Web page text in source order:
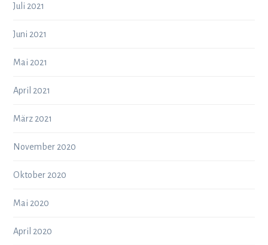
Juli 2021
Juni 2021
Mai 2021
April 2021
März 2021
November 2020
Oktober 2020
Mai 2020
April 2020